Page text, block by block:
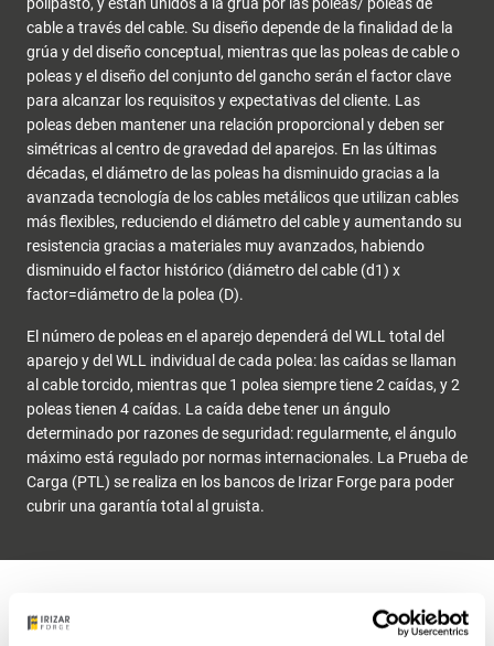
cable a través del cable. Su diseño depende de la finalidad de la
grúa y del diseño conceptual, mientras que las poleas de cable o
poleas y el diseño del conjunto del gancho serán el factor clave
para alcanzar los requisitos y expectativas del cliente. Las
poleas deben mantener una relación proporcional y deben ser
simétricas al centro de gravedad del aparejos. En las últimas
décadas, el diámetro de las poleas ha disminuido gracias a la
avanzada tecnología de los cables metálicos que utilizan cables
más flexibles, reduciendo el diámetro del cable y aumentando su
resistencia gracias a materiales muy avanzados, habiendo
disminuido el factor histórico (diámetro del cable (d1) x
factor=diámetro de la polea (D).
El número de poleas en el aparejo dependerá del WLL total del
aparejo y del WLL individual de cada polea: las caídas se llaman
al cable torcido, mientras que 1 polea siempre tiene 2 caídas, y 2
poleas tienen 4 caídas. La caída debe tener un ángulo
determinado por razones de seguridad: regularmente, el ángulo
máximo está regulado por normas internacionales. La Prueba de
Carga (PTL) se realiza en los bancos de Irizar Forge para poder
cubrir una garantía total al gruista.
Vea todos nuestros aparejos
select filter